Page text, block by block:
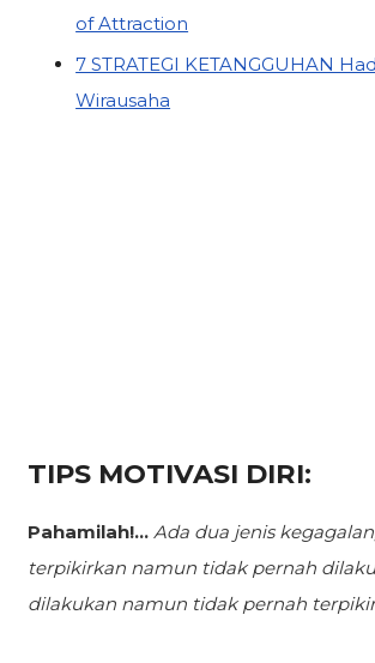
of Attraction
7 STRATEGI KETANGGUHAN
Wirausaha
TIPS MOTIVASI DIRI:
Pahamilah!... Ada dua jenis
terpikirkan namun tidak pernah
dilakukan namun tidak pernah